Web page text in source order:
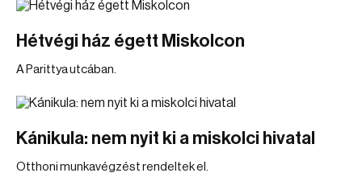
Hétvégi ház égett Miskolcon
A Parittya utcában.
Kánikula: nem nyit ki a miskolci hivatal
Otthoni munkavégzést rendeltek el.